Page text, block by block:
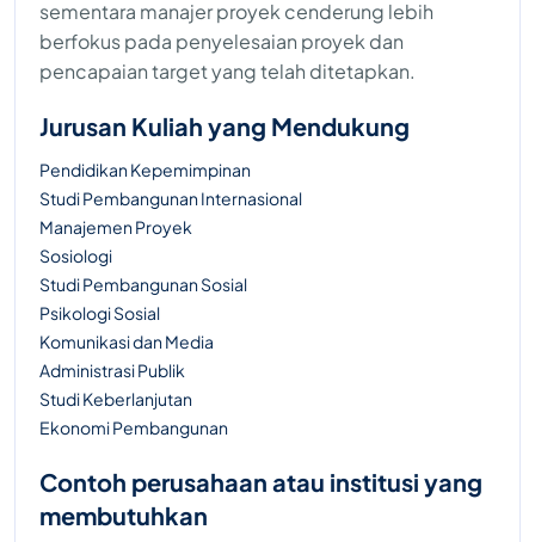
sementara manajer proyek cenderung lebih
berfokus pada penyelesaian proyek dan
pencapaian target yang telah ditetapkan.
Jurusan Kuliah yang Mendukung
Pendidikan Kepemimpinan
Studi Pembangunan Internasional
Manajemen Proyek
Sosiologi
Studi Pembangunan Sosial
Psikologi Sosial
Komunikasi dan Media
Administrasi Publik
Studi Keberlanjutan
Ekonomi Pembangunan
Contoh perusahaan atau institusi yang
membutuhkan